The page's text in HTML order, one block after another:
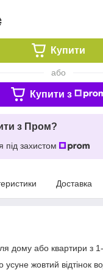
Купити
або
Купити з
з Пром?
під захистом
Доставка
дому або квартири з
усуне жовтий відтінок